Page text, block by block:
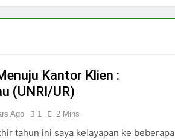
Kantor Klien :
(UNRI/UR)
Ago 1 2 Mins
tahun ini saya kelayapan ke beberapa